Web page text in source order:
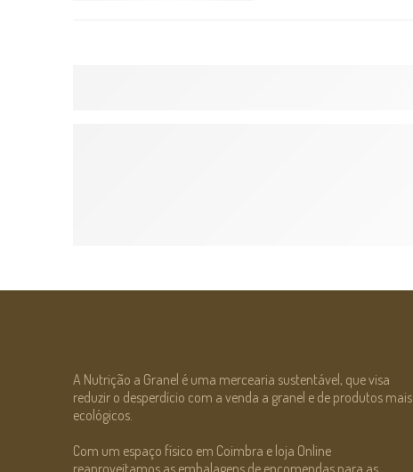
A Nutrição a Granel é uma mercearia sustentável, que visa
reduzir o desperdício com a venda a granel e de produtos mais
ecológicos.
Com um espaço físico em Coimbra e loja Online